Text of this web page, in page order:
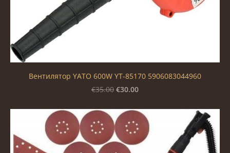
Вентилятор YATO 600W YT-85170 5906083044960
€35.00 €30.00